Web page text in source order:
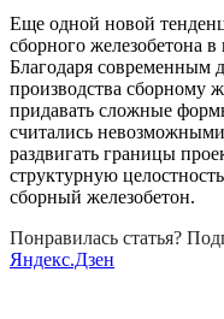
Еще одной новой
сборного железобетона
Благодаря современным
производства сборному
придавать сложные
считались
раздвигать границы
структурную
сборный железобетон.
Понравилась статья?
Яндекс.Дзен